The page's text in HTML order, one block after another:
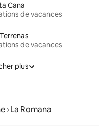
Cana
de vacances
de vacances
plus
La Romana